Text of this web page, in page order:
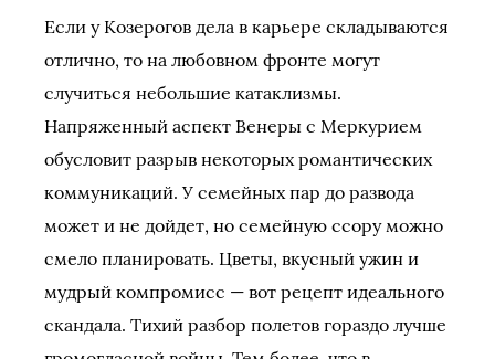
Если у Козерогов дела в карьере складываются
отлично, то на любовном фронте могут
случиться небольшие катаклизмы.
Напряженный аспект Венеры с Меркурием
обусловит разрыв некоторых романтических
коммуникаций. У семейных пар до развода
может и не дойдет, но семейную ссору можно
смело планировать. Цветы, вкусный ужин и
мудрый компромисс — вот рецепт идеального
скандала. Тихий разбор полетов гораздо лучше